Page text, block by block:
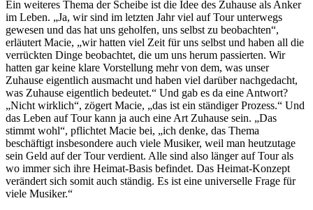
Ein weiteres Thema der Scheibe ist die Idee des Zuhause als Anker
im Leben. „Ja, wir sind im letzten Jahr viel auf Tour unterwegs
gewesen und das hat uns geholfen, uns selbst zu beobachten“,
erläutert Macie, „wir hatten viel Zeit für uns selbst und haben all die
verrückten Dinge beobachtet, die um uns herum passierten. Wir
hatten gar keine klare Vorstellung mehr von dem, was unser
Zuhause eigentlich ausmacht und haben viel darüber nachgedacht,
was Zuhause eigentlich bedeutet.“ Und gab es da eine Antwort?
„Nicht wirklich“, zögert Macie, „das ist ein ständiger Prozess.“ Und
das Leben auf Tour kann ja auch eine Art Zuhause sein. „Das
stimmt wohl“, pflichtet Macie bei, „ich denke, das Thema
beschäftigt insbesondere auch viele Musiker, weil man heutzutage
sein Geld auf der Tour verdient. Alle sind also länger auf Tour als
wo immer sich ihre Heimat-Basis befindet. Das Heimat-Konzept
verändert sich somit auch ständig. Es ist eine universelle Frage für
viele Musiker.“